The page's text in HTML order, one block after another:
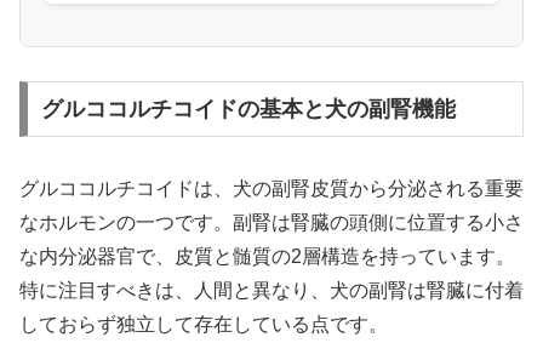
グルココルチコイドの基本と犬の副腎機能
グルココルチコイドは、犬の副腎皮質から分泌される重要
なホルモンの一つです。副腎は腎臓の頭側に位置する小さ
な内分泌器官で、皮質と髄質の2層構造を持っています。
特に注目すべきは、人間と異なり、犬の副腎は腎臓に付着
しておらず独立して存在している点です。